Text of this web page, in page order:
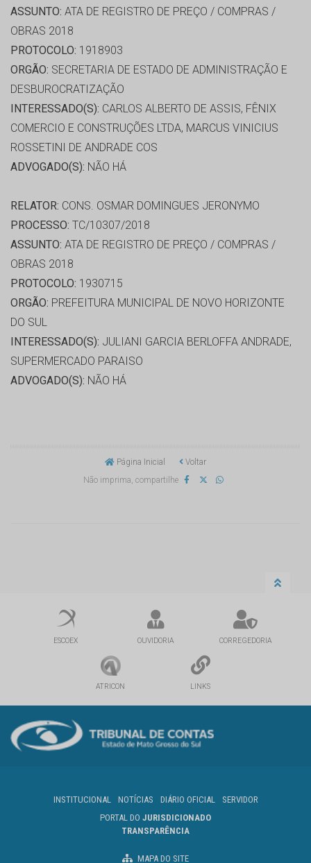
ASSUNTO: ATA DE REGISTRO DE PREÇO / COMPRAS /
OBRAS 2018
PROTOCOLO: 1918903
ORGÃO: SECRETARIA DE ESTADO DE ADMINISTRAÇÃO E
DESBUROCRATIZAÇÃO
INTERESSADO(S): CARLOS ALBERTO DE ASSIS, FÊNIX
COMERCIO E CONSTRUÇÕES LTDA, MARCUS VINICIUS
ROSSETINI DE ANDRADE COS
ADVOGADO(S): NÃO HÁ
RELATOR: CONS. OSMAR DOMINGUES JERONYMO
PROCESSO: TC/10307/2018
ASSUNTO: ATA DE REGISTRO DE PREÇO / COMPRAS /
OBRAS 2018
PROTOCOLO: 1930715
ORGÃO: PREFEITURA MUNICIPAL DE NOVO HORIZONTE
DO SUL
INTERESSADO(S): JULIANI GARCIA BERLOFFA ANDRADE,
SUPERMERCADO PARAISO
ADVOGADO(S): NÃO HÁ
Página Inicial
Voltar
Não imprima, compartilhe
ESCOEX OUVIDORIA CORREGEDORIA
ATRICON LINKS
INSTITUCIONAL NOTÍCIAS DIÁRIO OFICIAL
SERVIDOR
PORTAL DO JURISDICIONADO
TRANSPARÊNCIA
MAPA DO SITE